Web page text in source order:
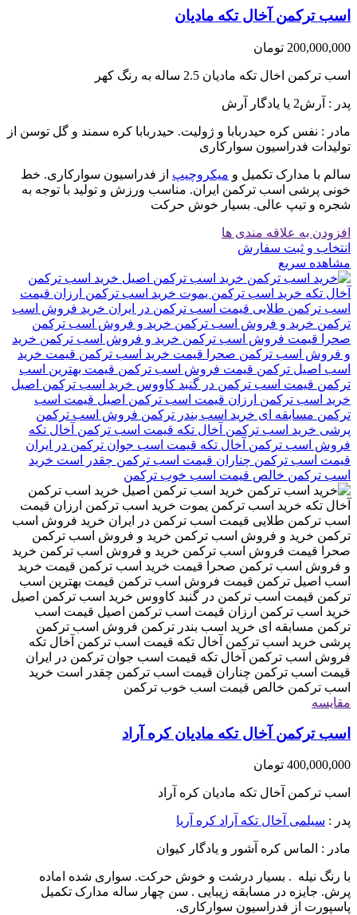
اسب ترکمن آخال تکه مادیان
200,000,000 تومان
اسب ترکمن اخال تکه مادیان 2.5 ساله به رنگ کهر
پدر : آرش2 یا یادگار آرش
مادر : نفس کره حیدربابا و ژولیت. حیدربابا کره سمند و گل توسن از
تولیدات فدراسیون سوارکاری
سالم با مدارک تکمیل و میکروچیپ از فدراسیون سوارکاری. خط
خونی پرشی اسب ترکمن ایران. مناسب ورزش و تولید با توجه به
شجره و تیپ عالی. بسیار خوش حرکت
افزودن به علاقه مندی ها
انتخاب و ثبت سفارش
مشاهده سریع
مقایسه
اسب ترکمن آخال تکه مادیان کره آراد
400,000,000 تومان
اسب ترکمن آخال تکه مادیان کره آراد
پدر : سیلمی آخال تکه آراد کره آریا
مادر : الماس کره آشور و یادگار کیوان
با رنگ نیله . بسیار درشت و خوش حرکت. سواری شده اماده
پرش. جایزه در مسابقه زیبایی . سن چهار ساله مدارک تکمیل
پاسپورت از فدراسیون سوارکاری.